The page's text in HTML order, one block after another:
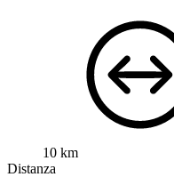
10 km
Distanza